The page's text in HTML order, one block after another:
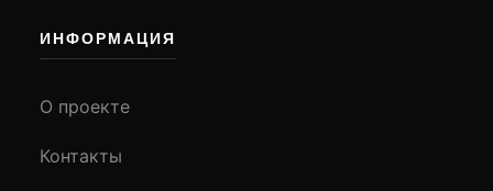
ИНФОРМАЦИЯ
О проекте
Контакты